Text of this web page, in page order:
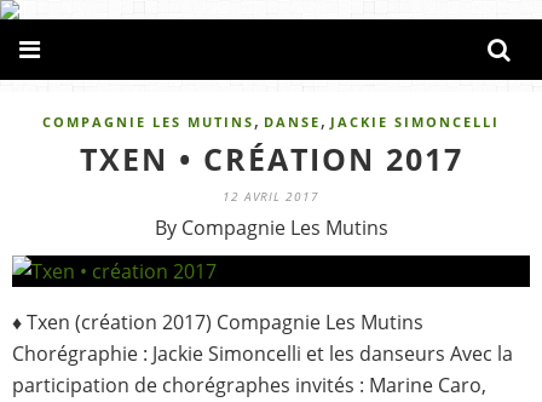
COMPAGNIE LES MUTINS , DANSE , JACKIE SIMONCELLI
TXEN • CRÉATION 2017
12 AVRIL 2017
By Compagnie Les Mutins
♦ Txen (création 2017) Compagnie Les Mutins
Chorégraphie : Jackie Simoncelli et les danseurs Avec la
participation de chorégraphes invités : Marine Caro,